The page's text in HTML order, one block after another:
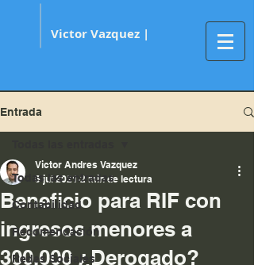
Victor Vazquez |
Entrada
Todas las entradas
Contabilidad
Recomendación
Redes Sociales
Beneficio para RIF con
ingresos menores a
300,000 ¿Derogado?
Victor Andres Vazquez
6 jul 2021 2 min de lectura